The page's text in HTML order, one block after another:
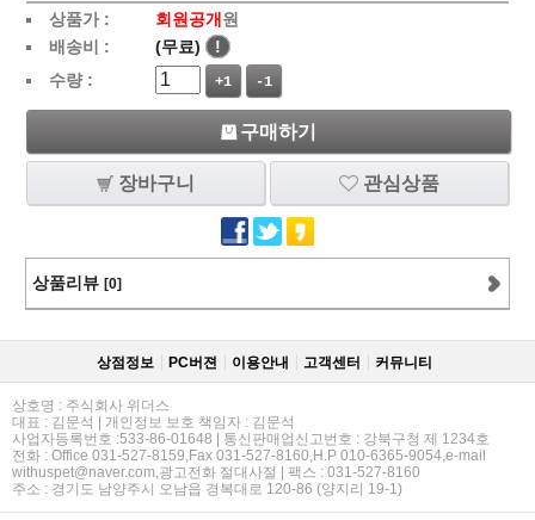
상품가 : 회원공개 원
배송비 :
(무료)
!
수량 :
+1 -1
구매하기
장바구니 관심상품
상품리뷰 [0]
상점정보 PC버젼 이용안내 고객센터 커뮤니티
상호명 : 주식회사 위더스
대표 : 김문석 | 개인정보 보호 책임자 : 김문석
사업자등록번호 :533-86-01648 | 통신판매업신고번호 : 강북구청 제 1234호
전화 : Office 031-527-8159,Fax 031-527-8160,H.P 010-6365-9054,e-mail
withuspet@naver.com,광고전화 절대사절 | 팩스 : 031-527-8160
주소 : 경기도 남양주시 오남읍 경복대로 120-86 (양지리 19-1)